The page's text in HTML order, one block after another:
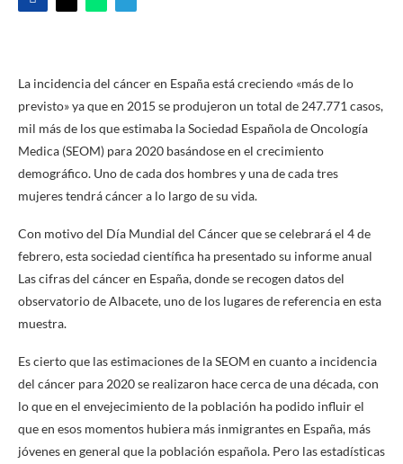
La incidencia del cáncer en España está creciendo «más de lo
previsto» ya que en 2015 se produjeron un total de 247.771 casos,
mil más de los que estimaba la Sociedad Española de Oncología
Medica (SEOM) para 2020 basándose en el crecimiento
demográfico. Uno de cada dos hombres y una de cada tres
mujeres tendrá cáncer a lo largo de su vida.
Con motivo del Día Mundial del Cáncer que se celebrará el 4 de
febrero, esta sociedad científica ha presentado su informe anual
Las cifras del cáncer en España, donde se recogen datos del
observatorio de Albacete, uno de los lugares de referencia en esta
muestra.
Es cierto que las estimaciones de la SEOM en cuanto a incidencia
del cáncer para 2020 se realizaron hace cerca de una década, con
lo que en el envejecimiento de la población ha podido influir el
que en esos momentos hubiera más inmigrantes en España, más
jóvenes en general que la población española. Pero las estadísticas